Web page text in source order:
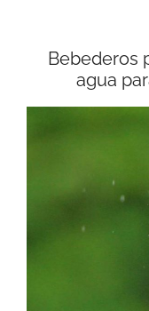
Bebederos
agua